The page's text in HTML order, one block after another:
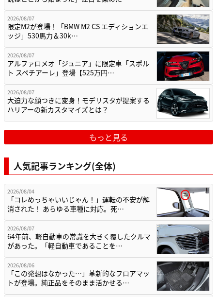
2026/08/07
限定M2が登場！「BMW M2 CS エディションエ
ッジ」530馬力＆30k…
2026/08/07
アルファロメオ「ジュニア」に限定車「スポル
ト スペチアーレ」登場【525万円…
2026/08/07
大迫力な顔つきに変身！モデリスタが提案する
ハリアーの新カスタマイズとは？
もっと見る
人気記事ランキング(全体)
2026/08/04
「コレめっちゃいいじゃん！」運転の不安が解
消された！ あらゆる車種に対応。死…
2026/08/07
64年前、軽自動車の常識を大きく覆したクルマ
があった。「軽自動車であることを…
2026/08/06
「この発想はなかった…」革新的なフロアマッ
トが登場。純正品をそのまま活かせる…